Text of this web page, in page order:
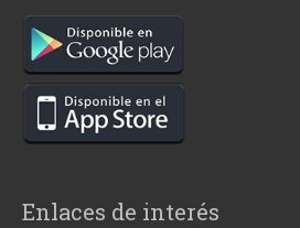
Enlaces de interés